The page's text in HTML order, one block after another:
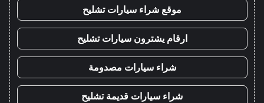
موقع شراء سيارات تشليح
ارقام يشترون سيارات تشليح
شراء سيارات مصدومة
شراء سيارات قديمة تشليح